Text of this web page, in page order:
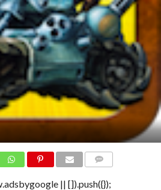
|| []).push({});